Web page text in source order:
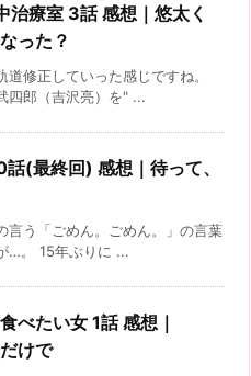
治療室 3話 感想｜悠太く
った？
道修正していった感じですね。
四郎（吉沢亮）を" ...
(最終回) 感想｜待って、
言う「ごめん。ごめん。」の言葉
…。 15年ぶりに ...
べたい女 1話 感想｜
けで